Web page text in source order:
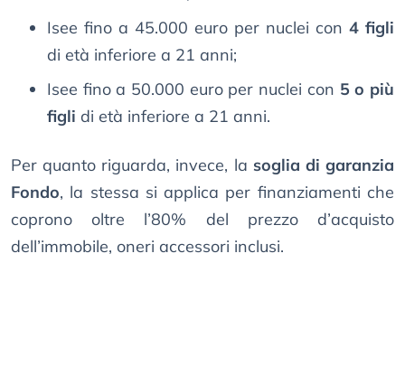
Isee fino a 45.000 euro per nuclei con 4 figli
di età inferiore a 21 anni;
Isee fino a 50.000 euro per nuclei con 5 o più
figli di età inferiore a 21 anni.
Per quanto riguarda, invece, la soglia di garanzia
Fondo, la stessa si applica per finanziamenti che
coprono oltre l’80% del prezzo d’acquisto
dell’immobile, oneri accessori inclusi.